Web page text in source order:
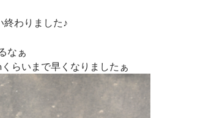
終わりました♪
なぁ
らいまで早くなりましたぁ